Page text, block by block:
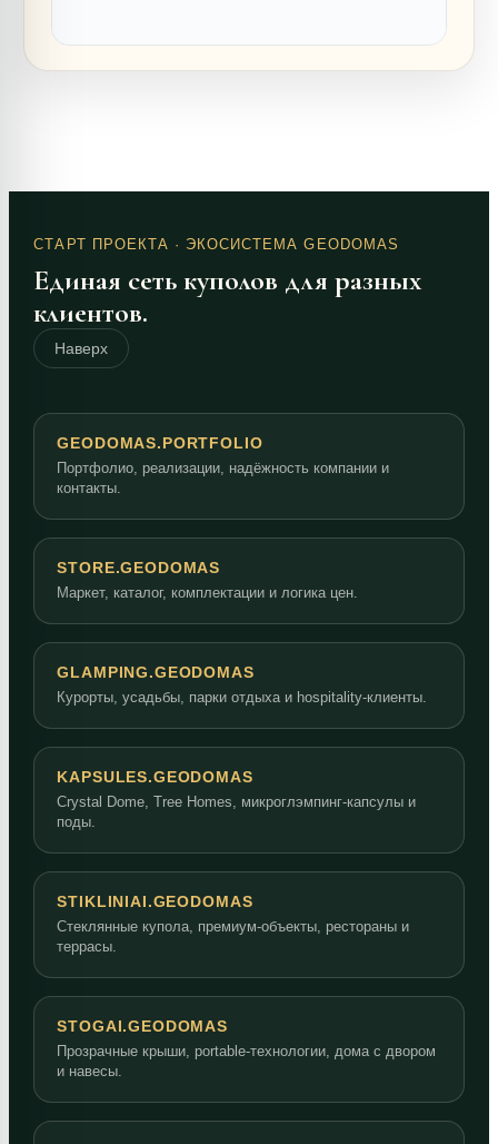
СТАРТ ПРОЕКТА · ЭКОСИСТЕМА GEODOMAS
Единая сеть куполов для разных
клиентов.
Наверх
GEODOMAS.PORTFOLIO
Портфолио, реализации, надёжность компании и
контакты.
STORE.GEODOMAS
Маркет, каталог, комплектации и логика цен.
GLAMPING.GEODOMAS
Курорты, усадьбы, парки отдыха и hospitality-клиенты.
KAPSULES.GEODOMAS
Crystal Dome, Tree Homes, микроглэмпинг-капсулы и
поды.
STIKLINIAI.GEODOMAS
Стеклянные купола, премиум-объекты, рестораны и
террасы.
STOGAI.GEODOMAS
Прозрачные крыши, portable-технологии, дома с двором
и навесы.